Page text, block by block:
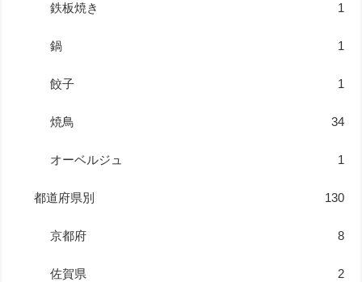
鉄板焼き 1
鍋 1
餃子 1
焼鳥 34
オーベルジュ 1
都道府県別 130
京都府 8
佐賀県 2